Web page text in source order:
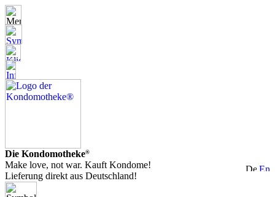
Die Kondomotheke®
Make love, not war. Kauft Kondome!
Lieferung direkt aus Deutschland!